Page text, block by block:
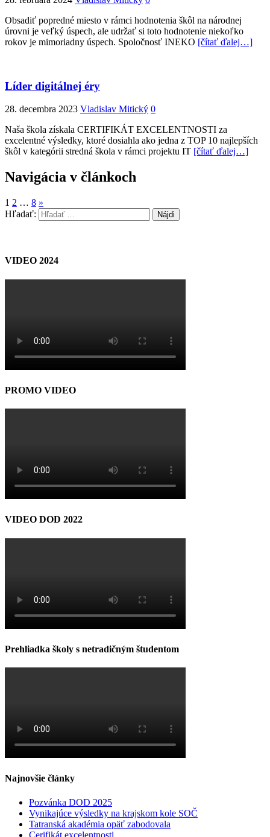
Obsadiť popredné miesto v rámci hodnotenia škôl na národnej
úrovni je veľký úspech, ale udržať si toto hodnotenie niekoľko
rokov je mimoriadny úspech. Spoločnosť INEKO [čítať ďalej…]
Líder digitálnej éry
28. decembra 2023 Vladislav Mitický 0
Naša škola získala CERTIFIKÁT EXCELENTNOSTI za
excelentné výsledky, ktoré dosiahla ako jedna z TOP 10 najlepších
škôl v kategórii stredná škola v rámci projektu IT [čítať ďalej…]
Navigácia v článkoch
1 2 … 8 »
Hľadať:
VIDEO 2024
PROMO VIDEO
VIDEO DOD 2022
Prehliadka školy s netradičným študentom
Najnovšie články
Pozvánka DOD 2025
Vynikajúce výsledky na krajskom kole SOČ
Tatranská akadémia opäť zabodovala
Cerifikát excelentnosti